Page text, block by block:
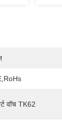
वॉच TK62